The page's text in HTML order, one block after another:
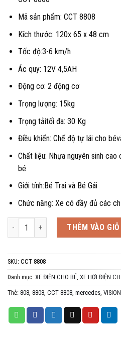
Mã sản phẩm: CCT 8808
Kích thước: 120x 65 x 48 cm
Tốc độ:3-6 km/h
Ác quy: 12V 4,5AH
Động cơ: 2 động cơ
Trọng lượng: 15kg
Trọng tảitối đa: 30 Kg
Điều khiển: Chế độ tự lái cho
Chất liệu: Nhựa nguyên sinh
bé
Giới tính:Bé Trai và Bé Gái
Chức năng: Xe có đầy đủ các
Xe ô tô điện trẻ em Mercedes
THÊM VÀO
SKU: CCT 8808
Danh mục: XE ĐIỆN CHO BÉ, XE HƠI ĐIỆN
Thẻ: 808, 8808, CCT 8808, mercedes,